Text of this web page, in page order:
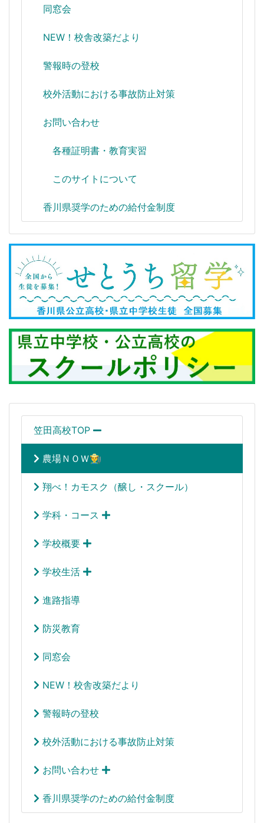
同窓会
NEW！校舎改築だより
警報時の登校
校外活動における事故防止対策
お問い合わせ
各種証明書・教育実習
このサイトについて
香川県奨学のための給付金制度
笠田高校TOP
農場ＮＯＷ👨‍🌾
翔べ！カモスク（醸し・スクール）
学科・コース
学校概要
学校生活
進路指導
防災教育
同窓会
NEW！校舎改築だより
警報時の登校
校外活動における事故防止対策
お問い合わせ
香川県奨学のための給付金制度